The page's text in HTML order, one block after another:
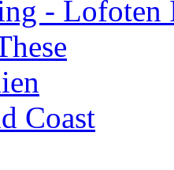
- Lofoten
Coast